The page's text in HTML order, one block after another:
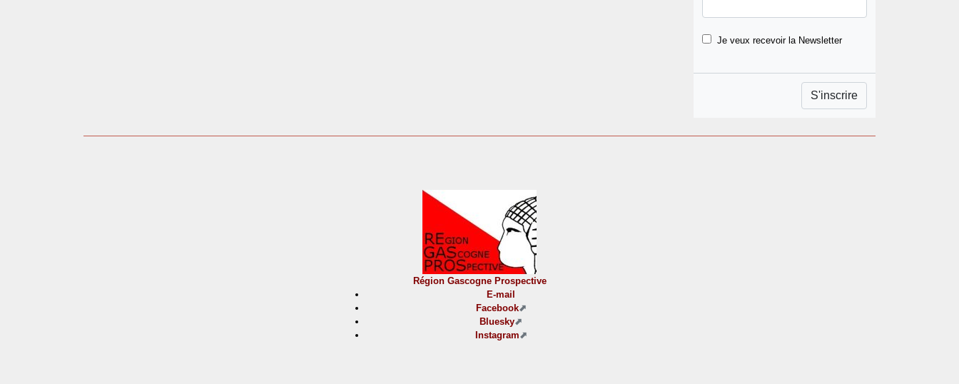
Je veux recevoir la Newsletter
Région Gascogne Prospective
E-mail
Facebook
Bluesky
Instagram